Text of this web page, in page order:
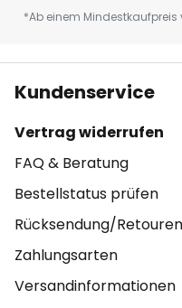
*Ab einem
Kundenservice
Vertrag widerrufen
FAQ & Beratung
Bestellstatus prüfen
Rücksendung/Retouren
Zahlungsarten
Versandinformationen